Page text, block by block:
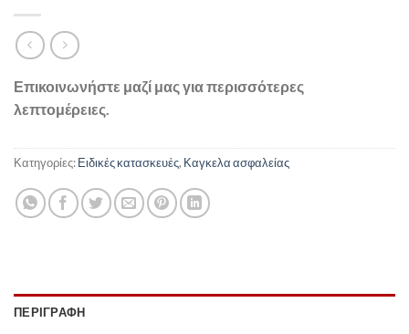
Επικοινωνήστε μαζί μας για περισσότερες
λεπτομέρειες.
Κατηγορίες:Ειδικές κατασκευές, Καγκελα ασφαλείας
ΠΕΡΙΓΡΑΦΉ